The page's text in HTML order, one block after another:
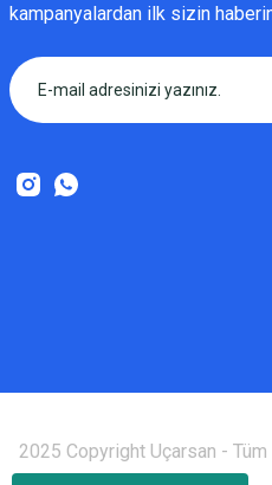
kampanyalardan ilk sizin
2025 Copyright Uçarsan - Tüm